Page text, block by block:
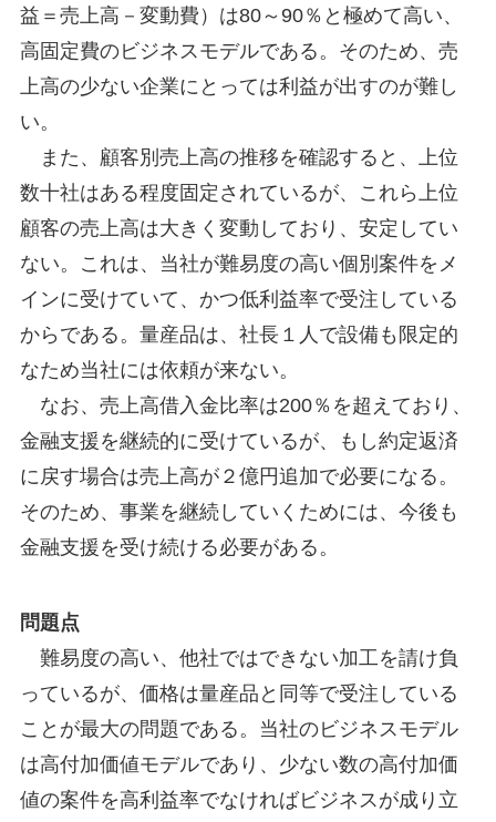
益＝売上高－変動費）は80～90％と極めて高い、
高固定費のビジネスモデルである。そのため、売
上高の少ない企業にとっては利益が出すのが難し
い。
また、顧客別売上高の推移を確認すると、上位
数十社はある程度固定されているが、これら上位
顧客の売上高は大きく変動しており、安定してい
ない。これは、当社が難易度の高い個別案件をメ
インに受けていて、かつ低利益率で受注している
からである。量産品は、社長１人で設備も限定的
なため当社には依頼が来ない。
なお、売上高借入金比率は200％を超えており、
金融支援を継続的に受けているが、もし約定返済
に戻す場合は売上高が２億円追加で必要になる。
そのため、事業を継続していくためには、今後も
金融支援を受け続ける必要がある。
問題点
難易度の高い、他社ではできない加工を請け負
っているが、価格は量産品と同等で受注している
ことが最大の問題である。当社のビジネスモデル
は高付加価値モデルであり、少ない数の高付加価
値の案件を高利益率でなければビジネスが成り立